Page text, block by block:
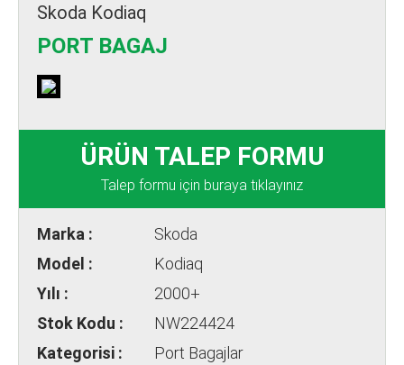
Skoda Kodiaq
PORT BAGAJ
ÜRÜN TALEP FORMU
Talep formu için buraya tıklayınız
Marka :
Skoda
Model :
Kodiaq
Yılı :
2000+
Stok Kodu :
NW224424
Kategorisi :
Port Bagajlar